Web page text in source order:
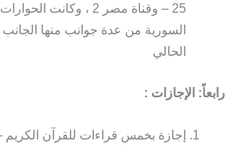
25 – وقناة مصر 2 ، وكانت
السورية من عدة جوانب منها الجانب
الحالي
رابعاً: الإجازات :
إجازة بخمس قراءات للقرآن